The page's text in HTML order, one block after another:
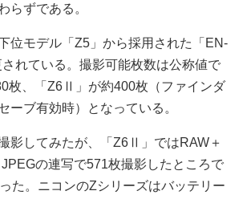
らずである。
位モデル「Z5」から採用された「EN-
れている。撮影可能枚数は公称値で
枚、「Z6Ⅱ」が約400枚（ファインダ
ーブ有効時）となっている。
影してみたが、「Z6Ⅱ」ではRAW＋
の連写で571枚撮影したところで
た。ニコンのZシリーズはバッテリー